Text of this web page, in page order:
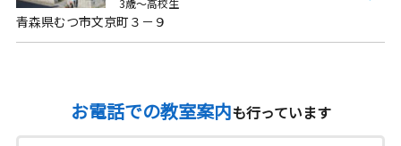
3歳～高校生
青森県むつ市文京町３－９
お電話での教室案内も行っています